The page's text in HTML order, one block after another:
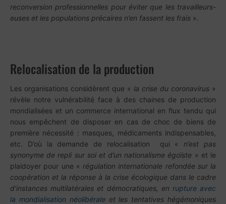
reconversion professionnelles pour éviter que les travailleurs-
euses et les populations précaires n’en fassent les frais ».
Relocalisation de la production
Les organisations considèrent que « la crise du coronavirus »
révèle notre vulnérabilité face à des chaines de production
mondialisées et un commerce international en flux tendu qui
nous empêchent de disposer en cas de choc de biens de
première nécessité : masques, médicaments indispensables,
etc. D’où la demande de relocalisation qui « n’est pas
synonyme de repli sur soi et d’un nationalisme égoïste » et le
plaidoyer pour une « régulation internationale refondée sur la
coopération et la réponse à la crise écologique dans le cadre
d’instances multilatérales et démocratiques, en rupture avec
la mondialisation néolibéraleet les tentatives hégémoniques